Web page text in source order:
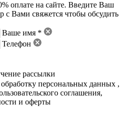
оплате на сайте. Введите Ваш
с Вами свяжется чтобы обсудить
Ваше имя *
Телефон
рассылки
обработку персональных данных ,
соглашения,
и оферты